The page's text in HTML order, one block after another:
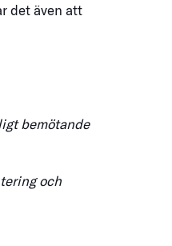
det även att
bemötande
och